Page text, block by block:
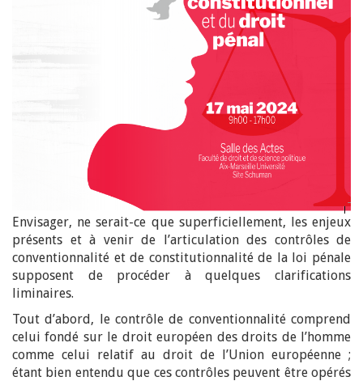
Envisager, ne serait-ce que superficiellement, les enjeux
présents et à venir de l’articulation des contrôles de
conventionnalité et de constitutionnalité de la loi pénale
supposent de procéder à quelques clarifications
liminaires.
Tout d’abord, le contrôle de conventionnalité comprend
celui fondé sur le droit européen des droits de l’homme
comme celui relatif au droit de l’Union européenne ;
étant bien entendu que ces contrôles peuvent être opérés